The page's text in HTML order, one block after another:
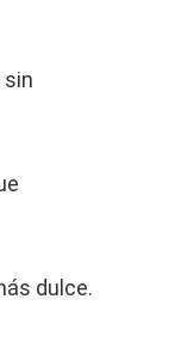
sin
dulce.